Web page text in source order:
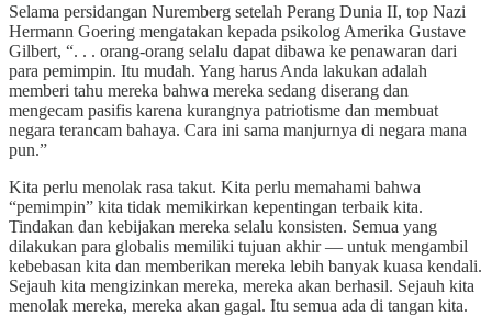
Selama persidangan Nuremberg setelah Perang Dunia II, top Nazi
Hermann Goering mengatakan kepada psikolog Amerika Gustave
Gilbert, “. . . orang-orang selalu dapat dibawa ke penawaran dari
para pemimpin. Itu mudah. Yang harus Anda lakukan adalah
memberi tahu mereka bahwa mereka sedang diserang dan
mengecam pasifis karena kurangnya patriotisme dan membuat
negara terancam bahaya. Cara ini sama manjurnya di negara mana
pun.”
Kita perlu menolak rasa takut. Kita perlu memahami bahwa
“pemimpin” kita tidak memikirkan kepentingan terbaik kita.
Tindakan dan kebijakan mereka selalu konsisten. Semua yang
dilakukan para globalis memiliki tujuan akhir — untuk mengambil
kebebasan kita dan memberikan mereka lebih banyak kuasa kendali.
Sejauh kita mengizinkan mereka, mereka akan berhasil. Sejauh kita
menolak mereka, mereka akan gagal. Itu semua ada di tangan kita.